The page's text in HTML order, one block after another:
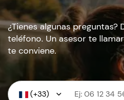
¿Tienes algunas preguntas?
teléfono. Un asesor te
te conviene.
(+33)